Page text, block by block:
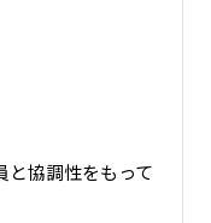
と協調性をもって